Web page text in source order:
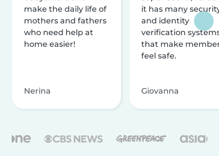
make the daily life of
mothers and fathers
who need help at
home easier!
Nerina
it has many
and identity
verification
that make
feel safe.
Giovanna